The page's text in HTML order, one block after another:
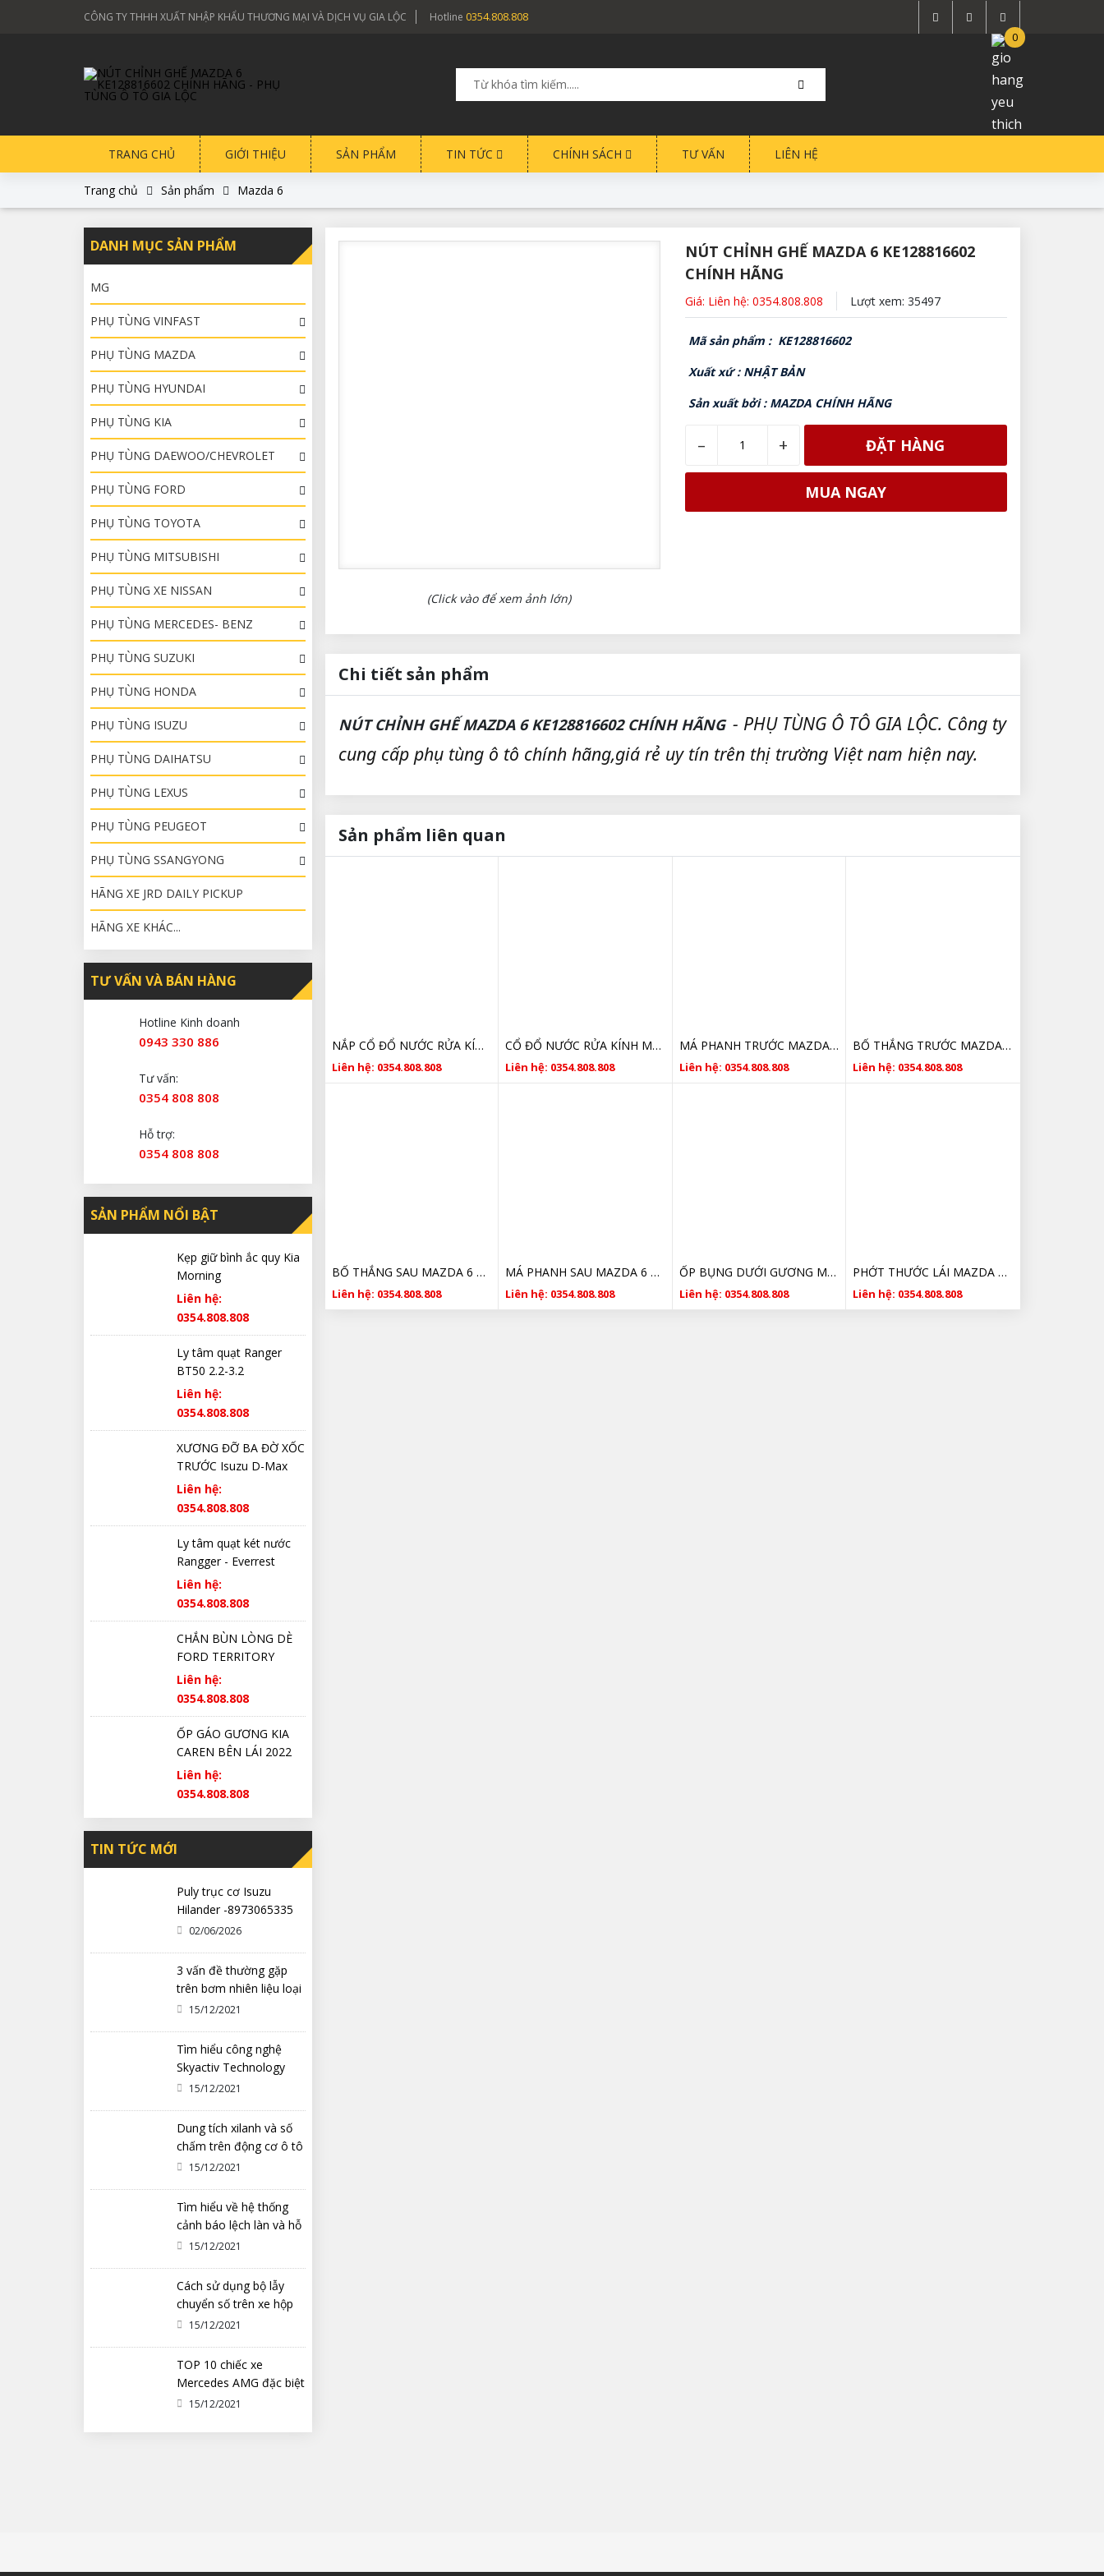
CÔNG TY THHH XUẤT NHẬP KHẨU THƯƠNG MẠI VÀ DỊCH VỤ GIA LỘC Hotline 0354.808.808
0
TRANG CHỦ GIỚI THIỆU SẢN PHẨM TIN TỨC CHÍNH SÁCH TƯ VẤN LIÊN HỆ
Trang chủ Sản phẩm Mazda 6
DANH MỤC SẢN PHẨM
MG
PHỤ TÙNG VINFAST
PHỤ TÙNG MAZDA
PHỤ TÙNG HYUNDAI
PHỤ TÙNG KIA
PHỤ TÙNG DAEWOO/CHEVROLET
PHỤ TÙNG FORD
PHỤ TÙNG TOYOTA
PHỤ TÙNG MITSUBISHI
PHỤ TÙNG XE NISSAN
PHỤ TÙNG MERCEDES- BENZ
PHỤ TÙNG SUZUKI
PHỤ TÙNG HONDA
PHỤ TÙNG ISUZU
PHỤ TÙNG DAIHATSU
PHỤ TÙNG LEXUS
PHỤ TÙNG PEUGEOT
PHỤ TÙNG SSANGYONG
HÃNG XE JRD DAILY PICKUP
HÃNG XE KHÁC...
TƯ VẤN VÀ BÁN HÀNG
Hotline Kinh doanh
0943 330 886
Tư vấn:
0354 808 808
Hỗ trợ:
0354 808 808
SẢN PHẨM NỔI BẬT
Kẹp giữ bình ắc quy Kia
Morning
Liên hệ:
0354.808.808
Ly tâm quạt Ranger
BT50 2.2-3.2
Liên hệ:
0354.808.808
XƯƠNG ĐỠ BA ĐỜ XỐC
TRƯỚC Isuzu D-Max
Liên hệ:
0354.808.808
Ly tâm quạt két nước
Rangger - Everrest
Liên hệ:
0354.808.808
CHẮN BÙN LÒNG DÈ
FORD TERRITORY
CHÍNH HÃNG
Liên hệ:
0354.808.808
ỐP GÁO GƯƠNG KIA
CAREN BÊN LÁI 2022
2023 2024 2025 CHÍNH
HÃNG
Liên hệ:
0354.808.808
TIN TỨC MỚI
Puly trục cơ Isuzu
Hilander -8973065335
02/06/2026
3 vấn đề thường gặp
trên bơm nhiên liệu loại
cơ khí
15/12/2021
Tìm hiểu công nghệ
Skyactiv Technology
trên xe Mazda
15/12/2021
Dung tích xilanh và số
chấm trên động cơ ô tô
có ý nghĩa gì?
15/12/2021
Tìm hiểu về hệ thống
cảnh báo lệch làn và hỗ
trợ duy trì làn đường
15/12/2021
Cách sử dụng bộ lẫy
chuyển số trên xe hộp
số tự động ô tô
15/12/2021
TOP 10 chiếc xe
Mercedes AMG đặc biệt
nhất từng được chế tạo
15/12/2021
(Click vào để xem ảnh lớn)
NÚT CHỈNH GHẾ MAZDA 6 KE128816602
CHÍNH HÃNG
Giá: Liên hệ: 0354.808.808 Lượt xem: 35497
Mã sản phẩm : KE128816602
Xuất xứ : NHẬT BẢN
Sản xuất bởi : MAZDA CHÍNH HÃNG
– + ĐẶT HÀNG
MUA NGAY
Chi tiết sản phẩm
NÚT CHỈNH GHẾ MAZDA 6 KE128816602 CHÍNH HÃNG - PHỤ TÙNG Ô TÔ GIA LỘC. Công ty
cung cấp phụ tùng ô tô chính hãng,giá rẻ uy tín trên thị trường Việt nam hiện nay.
Sản phẩm liên quan
NẮP CỔ ĐỔ NƯỚC RỬA KÍNH MAZDA 6 GIÁ RẺ
Liên hệ: 0354.808.808
CỔ ĐỔ NƯỚC RỬA KÍNH MAZDA 6 GIÁ RẺ
Liên hệ: 0354.808.808
MÁ PHANH TRƯỚC MAZDA 6 G4YA3328ZB CHÍNH HÃNG 2014 2015 2016 2017 2018
Liên hệ: 0354.808.808
BỐ THẮNG TRƯỚC MAZDA 6 G4YA3328ZB CHÍNH HÃNG 2014 2015 2016 2017 2018
Liên hệ: 0354.808.808
BỐ THẮNG SAU MAZDA 6 GHY92648ZD CHÍNH HÃNG 2014 2015 2016 2017 2018
Liên hệ: 0354.808.808
MÁ PHANH SAU MAZDA 6 GHY92648ZD CHÍNH HÃNG 2014 2015 2016 2017 2018
Liên hệ: 0354.808.808
ỐP BỤNG DƯỚI GƯƠNG MAZDA 6 GIÁ RẺ
Liên hệ: 0354.808.808
PHỚT THƯỚC LÁI MAZDA 6 GIÁ TỐT
Liên hệ: 0354.808.808